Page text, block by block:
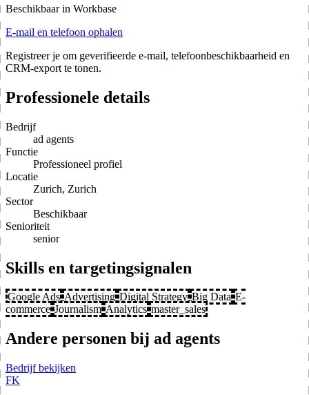
Beschikbaar in Workbase
E-mail en telefoon ophalen
Registreer je om geverifieerde e-mail, telefoonbeschikbaarheid en
CRM-export te tonen.
Professionele details
Bedrijf
ad agents
Functie
Professioneel profiel
Locatie
Zurich, Zurich
Sector
Beschikbaar
Senioriteit
senior
Skills en targetingsignalen
Google Ads Advertising Digital Strategy Big Data E-
commerce Journalism Analytics master_sales
Andere personen bij ad agents
Bedrijf bekijken
FK